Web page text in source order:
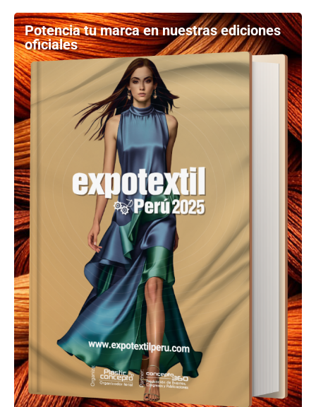
Potencia tu marca en nuestras ediciones
oficiales